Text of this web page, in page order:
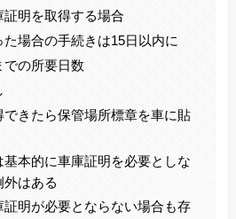
証明を取得する場合
た場合の手続きは15日以内に
での所要日数
できたら保管場所標章を車に貼
基本的に車庫証明を必要としな
外はある
証明が必要とならない場合も存